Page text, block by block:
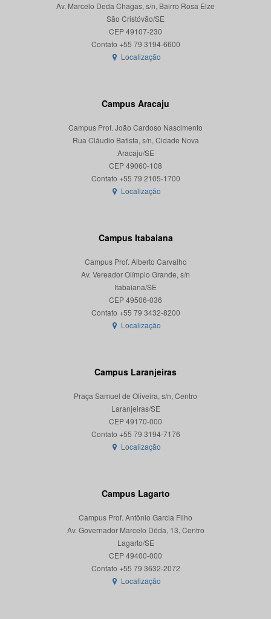
Av. Marcelo Deda Chagas, s/n, Bairro Rosa Elze
São Cristóvão/SE
CEP 49107-230
Localização
Campus Aracaju
Campus Prof. João Cardoso Nascimento
Rua Cláudio Batista, s/n, Cidade Nova
Aracaju/SE
CEP 49060-108
Localização
Campus Itabaiana
Campus Prof. Alberto Carvalho
Av. Vereador Olímpio Grande, s/n
Itabaiana/SE
CEP 49506-036
Localização
Campus Laranjeiras
Praça Samuel de Oliveira, s/n, Centro
Laranjeiras/SE
CEP 49170-000
Localização
Campus Lagarto
Campus Prof. Antônio Garcia Filho
Av. Governador Marcelo Déda, 13, Centro
Lagarto/SE
CEP 49400-000
Localização